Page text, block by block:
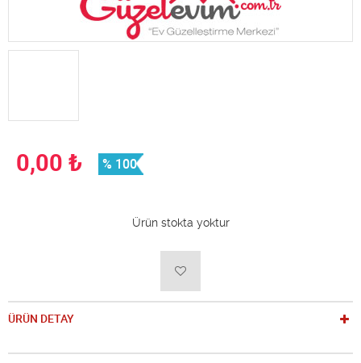
0,00 ₺ % 100
Ürün stokta yoktur
ÜRÜN DETAY